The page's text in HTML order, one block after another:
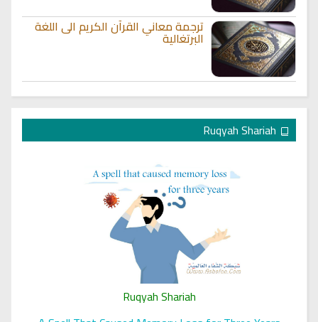
ترجمة معاني القرآن الكريم الى اللغة
البرتغالية
Ruqyah Shariah